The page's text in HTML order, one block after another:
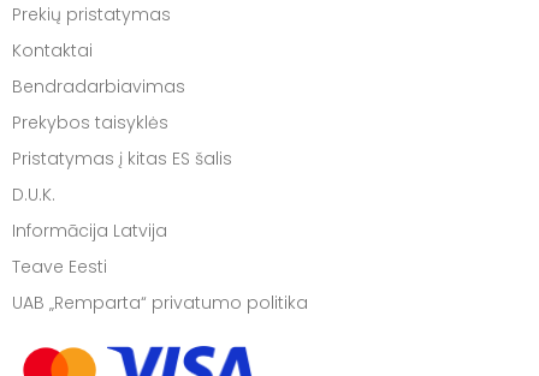
Prekių pristatymas
Kontaktai
Bendradarbiavimas
Prekybos taisyklės
Pristatymas į kitas ES šalis
D.U.K.
Informācija Latvija
Teave Eesti
UAB „Remparta“ privatumo politika